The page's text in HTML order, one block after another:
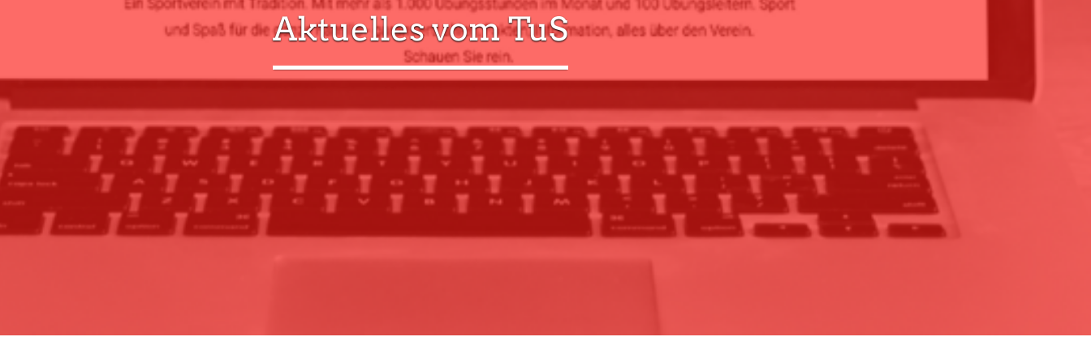
Aktuelles vom TuS